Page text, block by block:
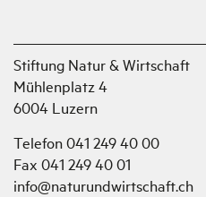
Stiftung Natur & Wirtschaft
Mühlenplatz 4
6004 Luzern
Telefon 041 249 40 00
Fax 041 249 40 01
info@naturundwirtschaft.ch